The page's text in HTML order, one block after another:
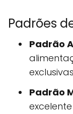
Padrões
Padrão
Padrão